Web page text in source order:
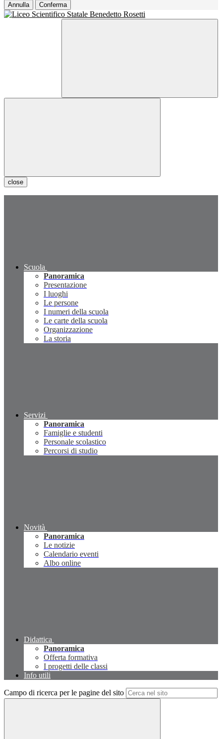
Annulla Conferma
close
Scuola
Panoramica
Presentazione
I luoghi
Le persone
I numeri della scuola
Le carte della scuola
Organizzazione
La storia
Servizi
Panoramica
Famiglie e studenti
Personale scolastico
Percorsi di studio
Novità
Panoramica
Le notizie
Calendario eventi
Albo online
Didattica
Panoramica
Offerta formativa
I progetti delle classi
Info utili
Campo di ricerca per le pagine del sito